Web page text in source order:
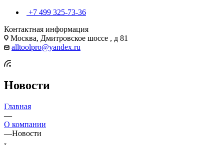
+7 499 325-73-36
Контактная информация
Москва, Дмитровское шоссе , д 81
alltoolpro@yandex.ru
Новости
Главная
—
О компании
—Новости